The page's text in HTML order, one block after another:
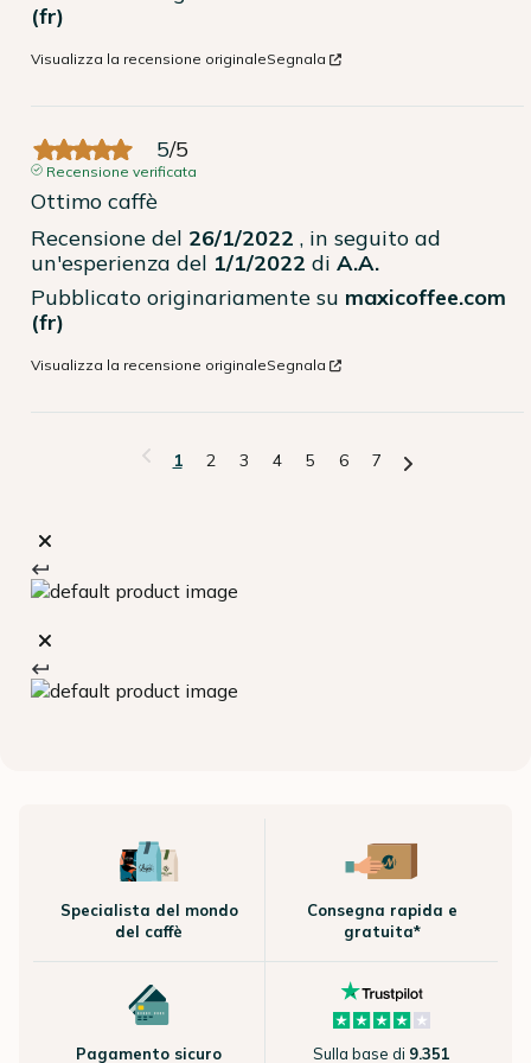
(fr)
Visualizza la recensione originaleSegnala
5/5
Recensione verificata
Ottimo caffè
Recensione del 26/1/2022 , in seguito ad
un'esperienza del 1/1/2022 di A.A.
Pubblicato originariamente su maxicoffee.com
(fr)
Visualizza la recensione originaleSegnala
1 2 3 4 5 6 7
Specialista del mondo
del caffè
Consegna rapida e
gratuita*
Pagamento sicuro Sulla base di 9.351